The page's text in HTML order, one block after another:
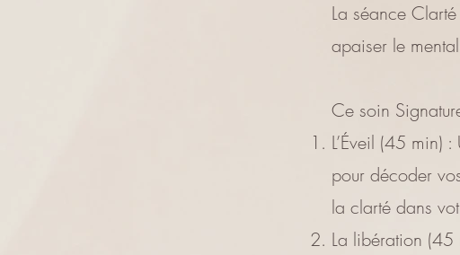
La séance
apaiser le
Ce soin
L’Éveil (45 min)
pour décoder
la clarté dans
La libération (45